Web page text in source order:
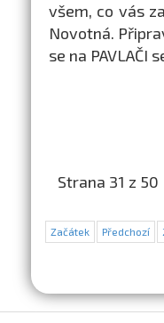
všem, co vás
Novotná.
se na PAVLAČI
Strana 31 z 50
Začátek Předchozí